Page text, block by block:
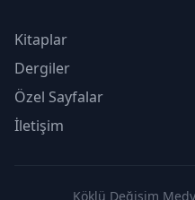
Kitaplar
Dergiler
Özel Sayfalar
İletişim
Köklü Değişim